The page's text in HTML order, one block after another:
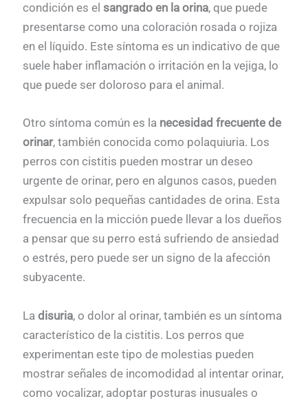
condición es el sangrado en la orina, que puede
presentarse como una coloración rosada o rojiza
en el líquido. Este síntoma es un indicativo de que
suele haber inflamación o irritación en la vejiga, lo
que puede ser doloroso para el animal.
Otro síntoma común es la necesidad frecuente de
orinar, también conocida como polaquiuria. Los
perros con cistitis pueden mostrar un deseo
urgente de orinar, pero en algunos casos, pueden
expulsar solo pequeñas cantidades de orina. Esta
frecuencia en la micción puede llevar a los dueños
a pensar que su perro está sufriendo de ansiedad
o estrés, pero puede ser un signo de la afección
subyacente.
Ladisuria, o dolor al orinar, también es un síntoma
característico de la cistitis. Los perros que
experimentan este tipo de molestias pueden
mostrar señales de incomodidad al intentar orinar,
como vocalizar, adoptar posturas inusuales o